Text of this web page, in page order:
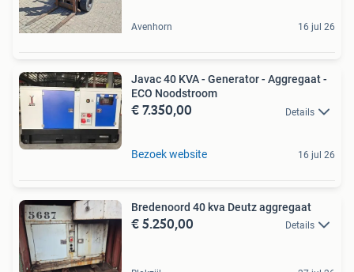
Avenhorn 16 jul 26
Javac 40 KVA - Generator - Aggregaat -
ECO Noodstroom
€ 7.350,00 Details
Bezoek website 16 jul 26
Bredenoord 40 kva Deutz aggregaat
€ 5.250,00 Details